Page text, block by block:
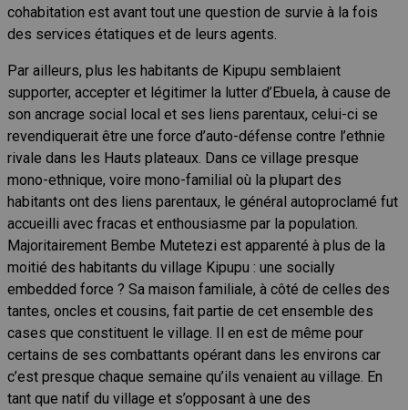
cohabitation est avant tout une question de survie à la fois
des services étatiques et de leurs agents.
Par ailleurs, plus les habitants de Kipupu semblaient
supporter, accepter et légitimer la lutter d’Ebuela, à cause de
son ancrage social local et ses liens parentaux, celui-ci se
revendiquerait être une force d’auto-défense contre l’ethnie
rivale dans les Hauts plateaux. Dans ce village presque
mono-ethnique, voire mono-familial où la plupart des
habitants ont des liens parentaux, le général autoproclamé fut
accueilli avec fracas et enthousiasme par la population.
Majoritairement Bembe Mutetezi est apparenté à plus de la
moitié des habitants du village Kipupu : une socially
embedded force ? Sa maison familiale, à côté de celles des
tantes, oncles et cousins, fait partie de cet ensemble des
cases que constituent le village. Il en est de même pour
certains de ses combattants opérant dans les environs car
c’est presque chaque semaine qu’ils venaient au village. En
tant que natif du village et s’opposant à une des